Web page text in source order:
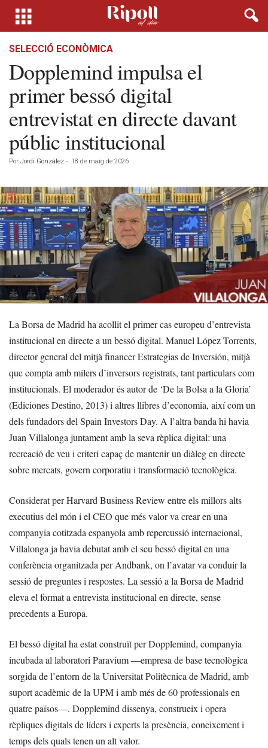
SELECCIÓ ECONÒMICA
Dopplemind impulsa el
primer bessó digital
entrevistat en directe davant
públic institucional
Por Jordi González - 18 de maig de 2026
La Borsa de Madrid ha acollit el primer cas europeu d’entrevista
institucional en directe a un bessó digital. Manuel López Torrents,
director general del mitjà financer Estrategias de Inversión, mitjà
que compta amb milers d’inversors registrats, tant particulars com
institucionals. El moderador és autor de ‘De la Bolsa a la Gloria’
(Ediciones Destino, 2013) i altres llibres d’economia, així com un
dels fundadors del Spain Investors Day. A l’altra banda hi havia
Juan Villalonga juntament amb la seva rèplica digital: una
recreació de veu i criteri capaç de mantenir un diàleg en directe
sobre mercats, govern corporatiu i transformació tecnològica.
Considerat per Harvard Business Review entre els millors alts
executius del món i el CEO que més valor va crear en una
companyia cotitzada espanyola amb repercussió internacional,
Villalonga ja havia debutat amb el seu bessó digital en una
conferència organitzada per Andbank, on l’avatar va conduir la
sessió de preguntes i respostes. La sessió a la Borsa de Madrid
eleva el format a entrevista institucional en directe, sense
precedents a Europa.
El bessó digital ha estat construït per Dopplemind, companyia
incubada al laboratori Paravium —empresa de base tecnològica
sorgida de l’entorn de la Universitat Politècnica de Madrid, amb
suport acadèmic de la UPM i amb més de 60 professionals en
quatre països—. Dopplemind dissenya, construeix i opera
rèpliques digitals de líders i experts la presència, coneixement i
temps dels quals tenen un alt valor.